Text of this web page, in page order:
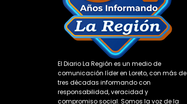
El Diario La Región es un medio de
comunicación líder en Loreto, con más de
tres décadas informando con
responsabilidad, veracidad y
compromiso social. Somos la voz de la